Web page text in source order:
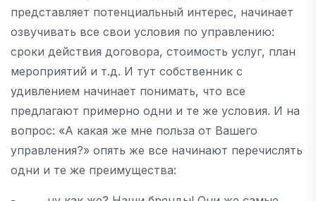
представляет потенциальный интерес, начинает
озвучивать все свои условия по управлению:
сроки действия договора, стоимость услуг, план
мероприятий и т.д. И тут собственник с
удивлением начинает понимать, что все
предлагают примерно одни и те же условия. И на
вопрос: «А какая же мне польза от Вашего
управления?» опять же все начинают перечислять
одни и те же преимущества: